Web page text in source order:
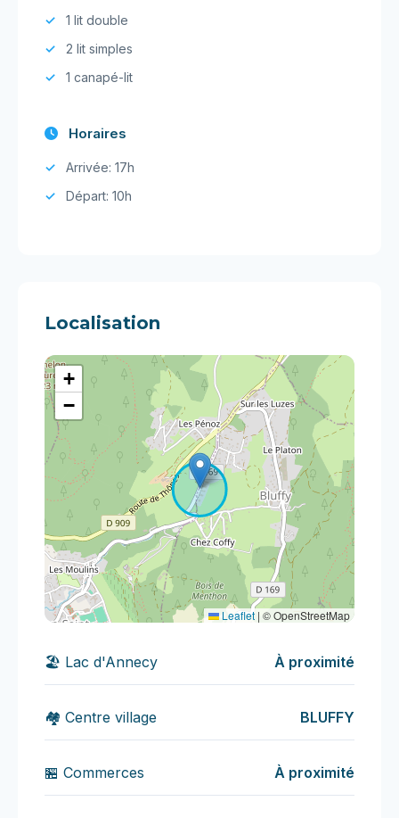
1 lit double
2 lit simples
1 canapé-lit
Horaires
Arrivée: 17h
Départ: 10h
Localisation
+
−
Leaflet | © OpenStreetMap
🏖️ Lac d'Annecy À proximité
🏘️ Centre village BLUFFY
🏪 Commerces À proximité